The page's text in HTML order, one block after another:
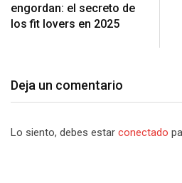
engordan: el secreto de
los fit lovers en 2025
Deja un comentario
Lo siento, debes estar conectado